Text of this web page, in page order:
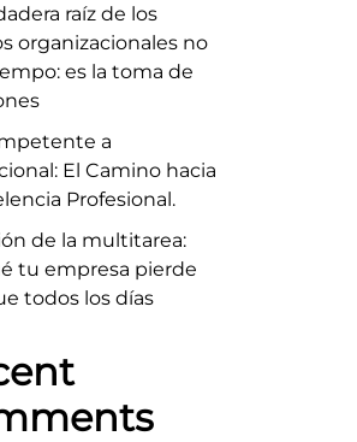
raíz de los
organizacionales no
es la toma de
a
El Camino hacia
Profesional.
de la multitarea:
tu empresa pierde
todos los días